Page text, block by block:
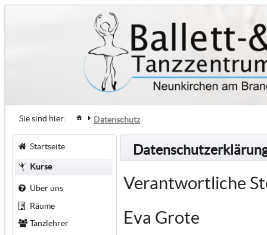
Sie sind hier: Datenschutz
Startseite
Kurse
Über uns
Räume
Tanzlehrer
Verantwortliche
Eva Grote